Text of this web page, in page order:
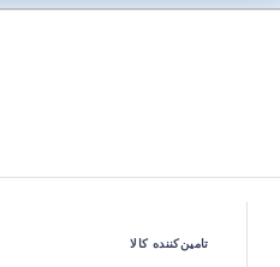
تامین‌کننده کالا